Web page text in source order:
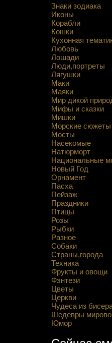
Знаки зодиака
Иконы
Корабли
Кошки
Кухонная
Любовь
Лошади
Люди,портреты
Лягушки
Маки
Маяки
Мир дикой
Мифы и сказки
Мишки
Морские сюжеты
Мосты
Насекомые
Натюрморт
Национальные
Новый Год
Орнамент
Пасха
Пейзаж
Праздники
Птицы
Розы
Рыбки
Разное
Собаки
Страны,города
Техника
Фрукты и овощи
Фэнтези
Цветы
Церкви
Чудеса из
Шедевры
Юмор